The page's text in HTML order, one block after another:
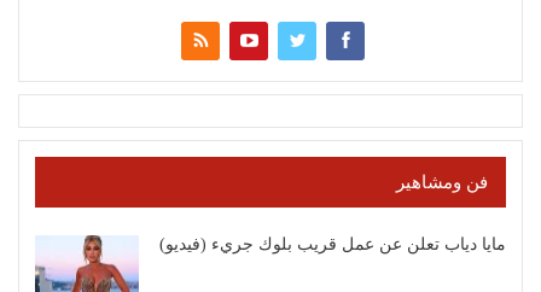
فن ومشاهير
مايا دياب تعلن عن عمل قريب بلوك جريء (فيديو)